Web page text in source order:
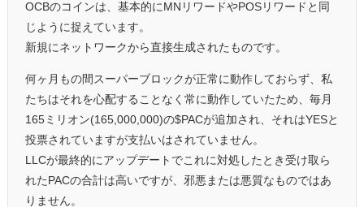
OCBのコインは、基本的にMNリワードやPOSリワードと同
じように捉えています。
新規にネットワークから直接生成されたものです。
何ヶ月もの間スーパーブロックが正常に動作しておらず、私
たちはそれを心配することなく常に動作していたため、毎月
165ミリオン(165,000,000)の$PACが追加され、それはYESと
投票されていますが支払いはされていません。
LLCが最終的にアップデートでこれに対処したとき受け取ら
れたPACの合計は高いですが、邪悪または悪質なものではあ
りません。